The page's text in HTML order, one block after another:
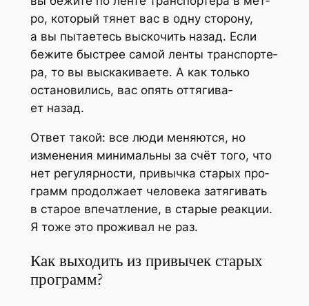
ро, кото­рый тянет вас в одну сто­ро­ну,
а вы пыта­е­тесь выско­чить назад. Если
бежи­те быст­рее самой лен­ты транс­пор­те­
ра, то вы выска­ки­ва­е­те. А как толь­ко
оста­но­ви­лись, вас опять оття­ги­ва­
ет назад.
Ответ такой: все люди меня­ют­ся, но
изме­не­ния мини­маль­ны за счёт того, что
нет регу­ляр­но­сти, при­выч­ка ста­рых про­
грамм про­дол­жа­ет чело­ве­ка затя­ги­вать
в ста­рое впе­чат­ле­ние, в ста­рые реак­ции.
Я тоже это про­жи­вал не раз.
Как выходить из привычек старых
программ?